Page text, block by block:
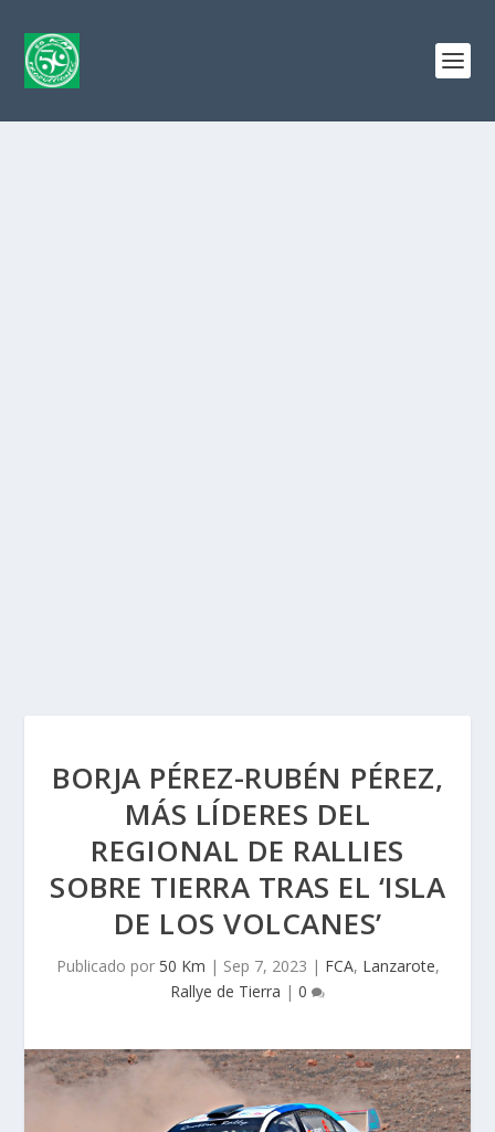
BORJA PÉREZ-RUBÉN PÉREZ,
MÁS LÍDERES DEL
REGIONAL DE RALLIES
SOBRE TIERRA TRAS EL ‘ISLA
DE LOS VOLCANES’
Publicado por 50 Km | Sep 7, 2023 | FCA, Lanzarote,
Rallye de Tierra | 0